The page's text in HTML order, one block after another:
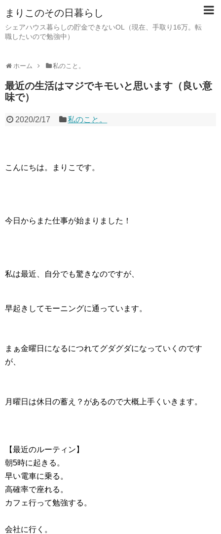
まりこのその日暮らし
シェアハウス暮らしの貯金できないOL（現在、手取り16万。転
職したいので勉強中）
ホーム 私のこと。
最近の生活はマジでキモいと思います（良い意
味で）
2020/2/17 私のこと。
こんにちは。まりこです。
今日からまた仕事が始まりました！
私は最近、自分でも驚きなのですが、
早起きしてモーニングに通っています。
まぁ金曜日になるにつれてグダグダになっていくのです
が、
月曜日は休日の蓄え？があるので大概上手くいきます。
【最近のルーティン】
朝5時に起きる。
早い電車に乗る。
高確率で座れる。
カフェ行って勉強する。
会社に行く。